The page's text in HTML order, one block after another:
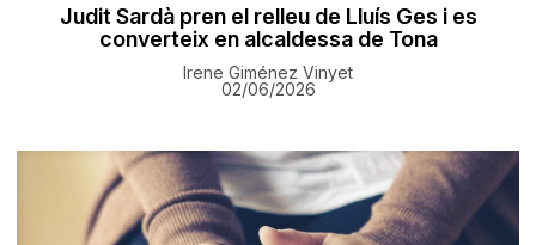
Judit Sardà pren el relleu de Lluís Ges i es
converteix en alcaldessa de Tona
Irene Giménez Vinyet
02/06/2026